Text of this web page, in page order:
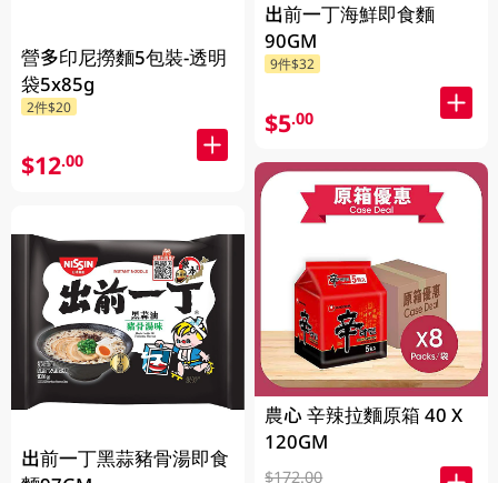
營多印尼撈麵5包裝-透明
袋5x85g
2件$20
$12.00
出前一丁黑蒜豬骨湯即食
出前一丁海鮮即食麵
90GM
9件$32
$5.00
農心 辛辣拉麵原箱 40 X
120GM
$172.00